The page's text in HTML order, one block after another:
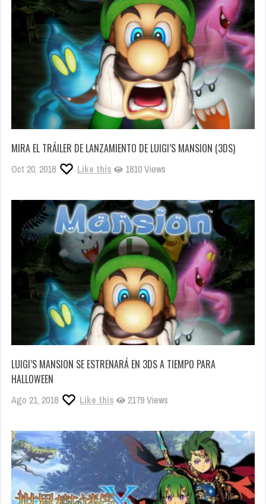
MIRA EL TRÁILER DE LANZAMIENTO DE LUIGI’S MANSION (3DS)
Oct 20, 2018 Like this 1810 Views
LUIGI’S MANSION SE ESTRENARÁ EN 3DS A TIEMPO PARA
HALLOWEEN
Ago 21, 2018 Like this 2179 Views